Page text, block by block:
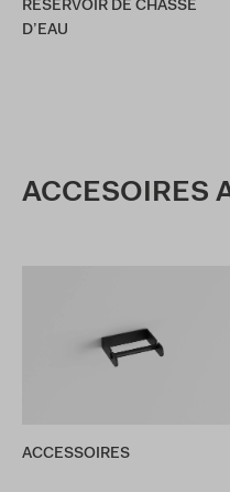
RÉSERVOIR DE CHASSE
D’EAU
ACCESOIRES
ACCESSOIRES